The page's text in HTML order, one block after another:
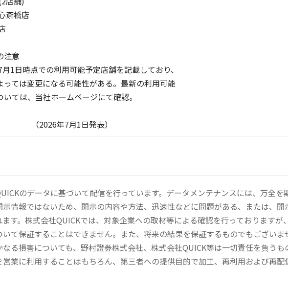
橋店
注意
日時点での利用可能予定店舗を記載しており、
ては変更になる可能性がある。最新の利用可能
ては、当社ホームページにて確認。
年7月1日発表）
のデータに基づいて配信を行っています。データメンテナンスには、万全を
情報ではないため、開示の内容や方法、迅速性などに問題がある、または、開
す。株式会社QUICKでは、対象企業への取材等による確認を行っておりますが
て保証することはできません。また、将来の結果を保証するものでもございま
る損害についても、野村證券株式会社、株式会社QUICK等は一切責任を負うも
業に利用することはもちろん、第三者への提供目的で加工、再利用および再配